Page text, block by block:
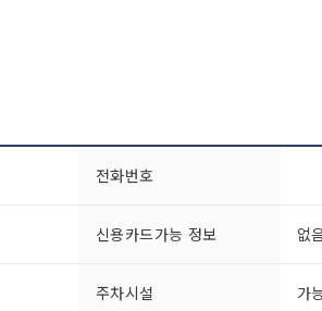
전화번호
신용카드가능 정보 없
주차시설 가